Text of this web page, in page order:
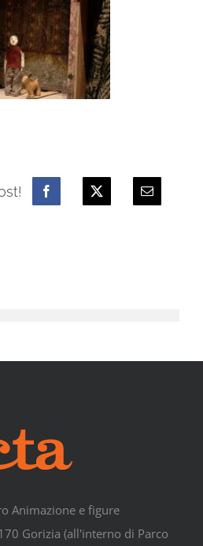
Animazione e figure
Gorizia (all'interno di Parco